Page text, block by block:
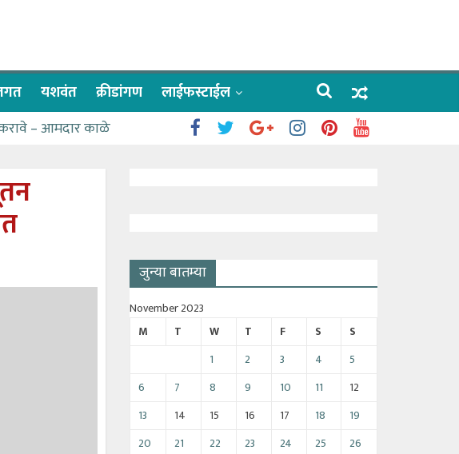
यशवंत क्रीडांगण लाईफस्टाईल
करावे – आमदार काळे
जुन्या बातम्या
November 2023
M
T W T F S
S
1
2 3 4
5
6
7 8 9 10 11
12
13
14 15 16 17 18
19
20
21 22 23 24 25
26